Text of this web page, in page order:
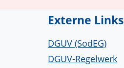
Externe Links
DGUV (SodEG)
DGUV-Regelwerk